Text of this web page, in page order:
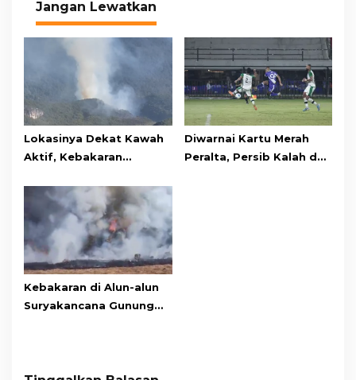
Jangan Lewatkan
Lokasinya Dekat Kawah
Aktif, Kebakaran
Kawasan Gunung Gede
Pangrango
Diwarnai Kartu Merah
Peralta, Persib Kalah dari
Kebakaran di Alun-alun
Suryakancana Gunung